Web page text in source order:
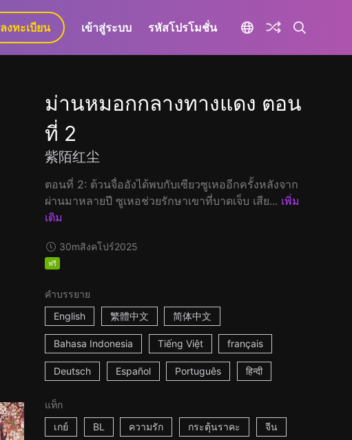
GaLa+
ลงทะเบียน เข้าสู่ระบบ รหัสโปรโมชั่น
ม่านหมอกกลางทางแดง ตอน
ที่ 2
紫陌红尘
ตอนที่ 2: ต้วนจื่ออังได้พบกับเซียวซูเหออีกครั้งหลังจาก
ผ่านมาหลายปี ซูเหอช่วยรักษาเขาที่บาดเจ็บ เสีย... เพิ่ม
เติม
30mสิงคโปร์2025
ฟรี
คำบรรยาย
English
繁體中文 简体中文
Bahasa Indonesia Tiếng Việt français
Deutsch Español Português हिन्दी
แท็ก
เกย์
BL ความรัก กระตุ้นราคะ จีน